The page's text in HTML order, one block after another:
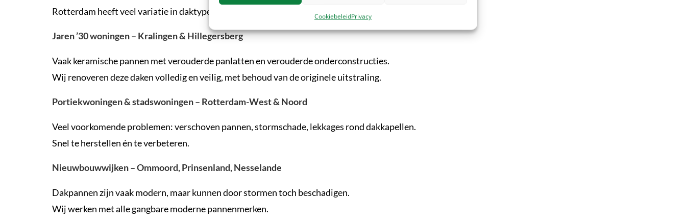
CookiebeleidPrivacy
Rotterdam heeft veel variatie in daktypen:
Jaren ’30 woningen – Kralingen & Hillegersberg
Vaak keramische pannen met verouderde panlatten en verouderde onderconstructies.
Wij renoveren deze daken volledig en veilig, met behoud van de originele uitstraling.
Portiekwoningen & stadswoningen – Rotterdam-West & Noord
Veel voorkomende problemen: verschoven pannen, stormschade, lekkages rond dakkapellen.
Snel te herstellen én te verbeteren.
Nieuwbouwwijken – Ommoord, Prinsenland, Nesselande
Dakpannen zijn vaak modern, maar kunnen door stormen toch beschadigen.
Wij werken met alle gangbare moderne pannenmerken.